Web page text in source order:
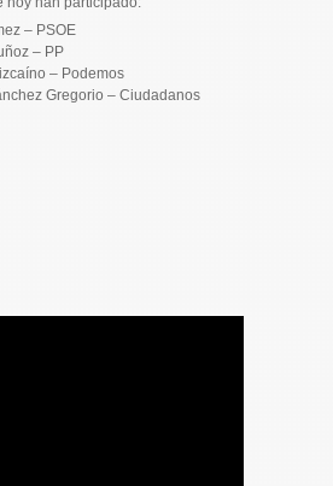
– PSOE
– PP
– Podemos
Gregorio – Ciudadanos